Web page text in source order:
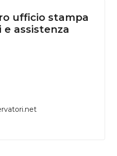
ufficio stampa
assistenza